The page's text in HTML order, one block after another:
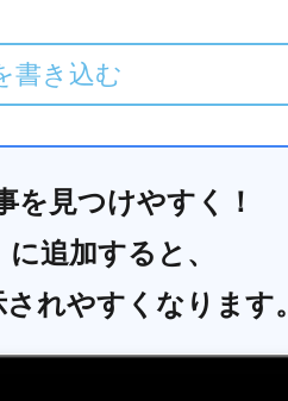
書き込む
を見つけやすく！
追加すると、
れやすくなります。